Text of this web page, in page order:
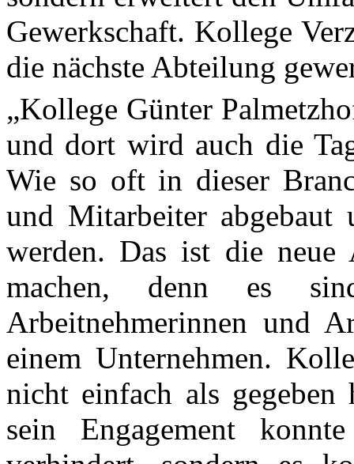
Gewerkschaft. Kollege
die nächste Abteilung
„Kollege Günter
und dort wird auch die
Wie so oft in dieser
und Mitarbeiter abgebaut
werden. Das ist die neue
machen, denn es
Arbeitnehmerinnen und
einem Unternehmen.
nicht einfach als
sein Engagement